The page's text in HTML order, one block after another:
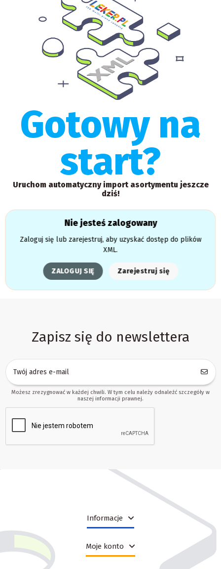
Gotowy na
start?
Uruchom automatyczny import asortymentu jeszcze
dziś!
Nie jesteś zalogowany
Zaloguj się lub zarejestruj, aby uzyskać dostęp do plików
XML.
ZALOGUJ SIĘ Zarejestruj się
Zapisz się do newslettera
Możesz zrezygnować w każdej chwili. W tym celu należy odnaleźć szczegóły w
naszej informacji prawnej.
Informacje
Moje konto